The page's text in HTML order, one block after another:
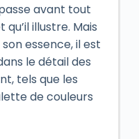
avant tout
illustre. Mais
essence, il est
le détail des
tels que les
de couleurs